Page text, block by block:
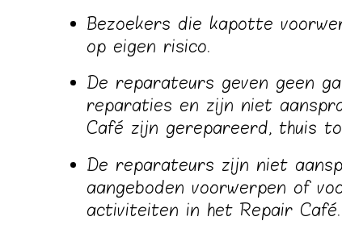
Bezoekers die kapotte
op eigen risico.
De reparateurs geven geen
reparaties en zijn niet
Café zijn gerepareerd, thuis
De reparateurs zijn niet
aangeboden voorwerpen of
activiteiten in het Repair Café.